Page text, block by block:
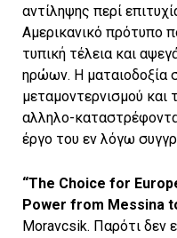
αντίληψης περί
Αμερικανικό πρότυπο
τυπική τέλεια και
ηρώων. Η ματαιοδοξία
μεταμοντερνισμού και
αλληλο-
έργο του εν λόγω
“The Choice for
Power from Messina
Moravcsik. Παρότι δεν